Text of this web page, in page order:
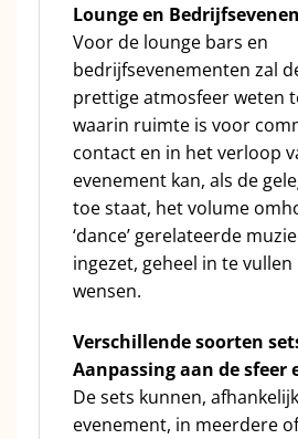
Lounge en
Voor de lounge bars en
bedrijfsevenementen zal
prettige atmosfeer weten
waarin ruimte is voor
contact en in het verloop
evenement kan, als de
toe staat, het volume
‘dance’ gerelateerde
ingezet, geheel in te
wensen.
Verschillende soorten
Aanpassing aan de sfeer
De sets kunnen,
evenement, in meerdere